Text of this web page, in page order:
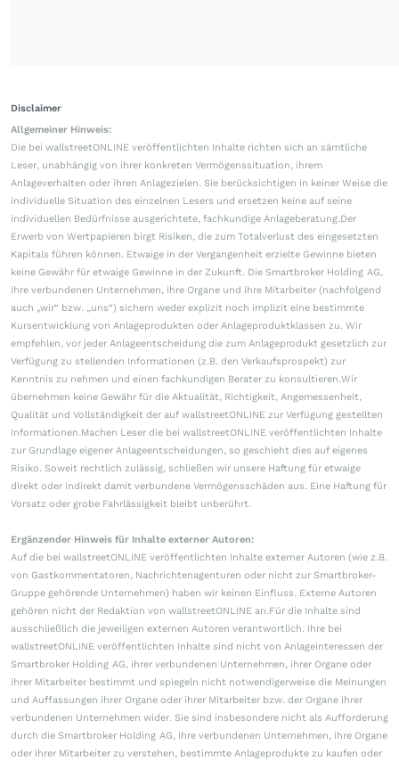
Disclaimer
Allgemeiner Hinweis:
Die bei wallstreetONLINE veröffentlichten Inhalte richten sich an sämtliche
Leser, unabhängig von ihrer konkreten Vermögenssituation, ihrem
Anlageverhalten oder ihren Anlagezielen. Sie berücksichtigen in keiner Weise die
individuelle Situation des einzelnen Lesers und ersetzen keine auf seine
individuellen Bedürfnisse ausgerichtete, fachkundige Anlageberatung.Der
Erwerb von Wertpapieren birgt Risiken, die zum Totalverlust des eingesetzten
Kapitals führen können. Etwaige in der Vergangenheit erzielte Gewinne bieten
keine Gewähr für etwaige Gewinne in der Zukunft. Die Smartbroker Holding AG,
ihre verbundenen Unternehmen, ihre Organe und ihre Mitarbeiter (nachfolgend
auch „wir“ bzw. „uns“) sichern weder explizit noch implizit eine bestimmte
Kursentwicklung von Anlageprodukten oder Anlageproduktklassen zu. Wir
empfehlen, vor jeder Anlageentscheidung die zum Anlageprodukt gesetzlich zur
Verfügung zu stellenden Informationen (z.B. den Verkaufsprospekt) zur
Kenntnis zu nehmen und einen fachkundigen Berater zu konsultieren.Wir
übernehmen keine Gewähr für die Aktualität, Richtigkeit, Angemessenheit,
Qualität und Vollständigkeit der auf wallstreetONLINE zur Verfügung gestellten
Informationen.Machen Leser die bei wallstreetONLINE veröffentlichten Inhalte
zur Grundlage eigener Anlageentscheidungen, so geschieht dies auf eigenes
Risiko. Soweit rechtlich zulässig, schließen wir unsere Haftung für etwaige
direkt oder indirekt damit verbundene Vermögensschäden aus. Eine Haftung für
Vorsatz oder grobe Fahrlässigkeit bleibt unberührt.
Ergänzender Hinweis für Inhalte externer Autoren:
Auf die bei wallstreetONLINE veröffentlichten Inhalte externer Autoren (wie z.B.
von Gastkommentatoren, Nachrichtenagenturen oder nicht zur Smartbroker-
Gruppe gehörende Unternehmen) haben wir keinen Einfluss. Externe Autoren
gehören nicht der Redaktion von wallstreetONLINE an.Für die Inhalte sind
ausschließlich die jeweiligen externen Autoren verantwortlich. Ihre bei
wallstreetONLINE veröffentlichten Inhalte sind nicht von Anlageinteressen der
Smartbroker Holding AG, ihrer verbundenen Unternehmen, ihrer Organe oder
ihrer Mitarbeiter bestimmt und spiegeln nicht notwendigerweise die Meinungen
und Auffassungen ihrer Organe oder ihrer Mitarbeiter bzw. der Organe ihrer
verbundenen Unternehmen wider. Sie sind insbesondere nicht als Aufforderung
durch die Smartbroker Holding AG, ihre verbundenen Unternehmen, ihre Organe
oder ihrer Mitarbeiter zu verstehen, bestimmte Anlageprodukte zu kaufen oder